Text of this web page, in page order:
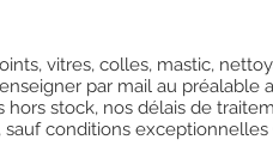
vitres, colles, mastic,
par mail au
hors stock, nos délais de
conditions